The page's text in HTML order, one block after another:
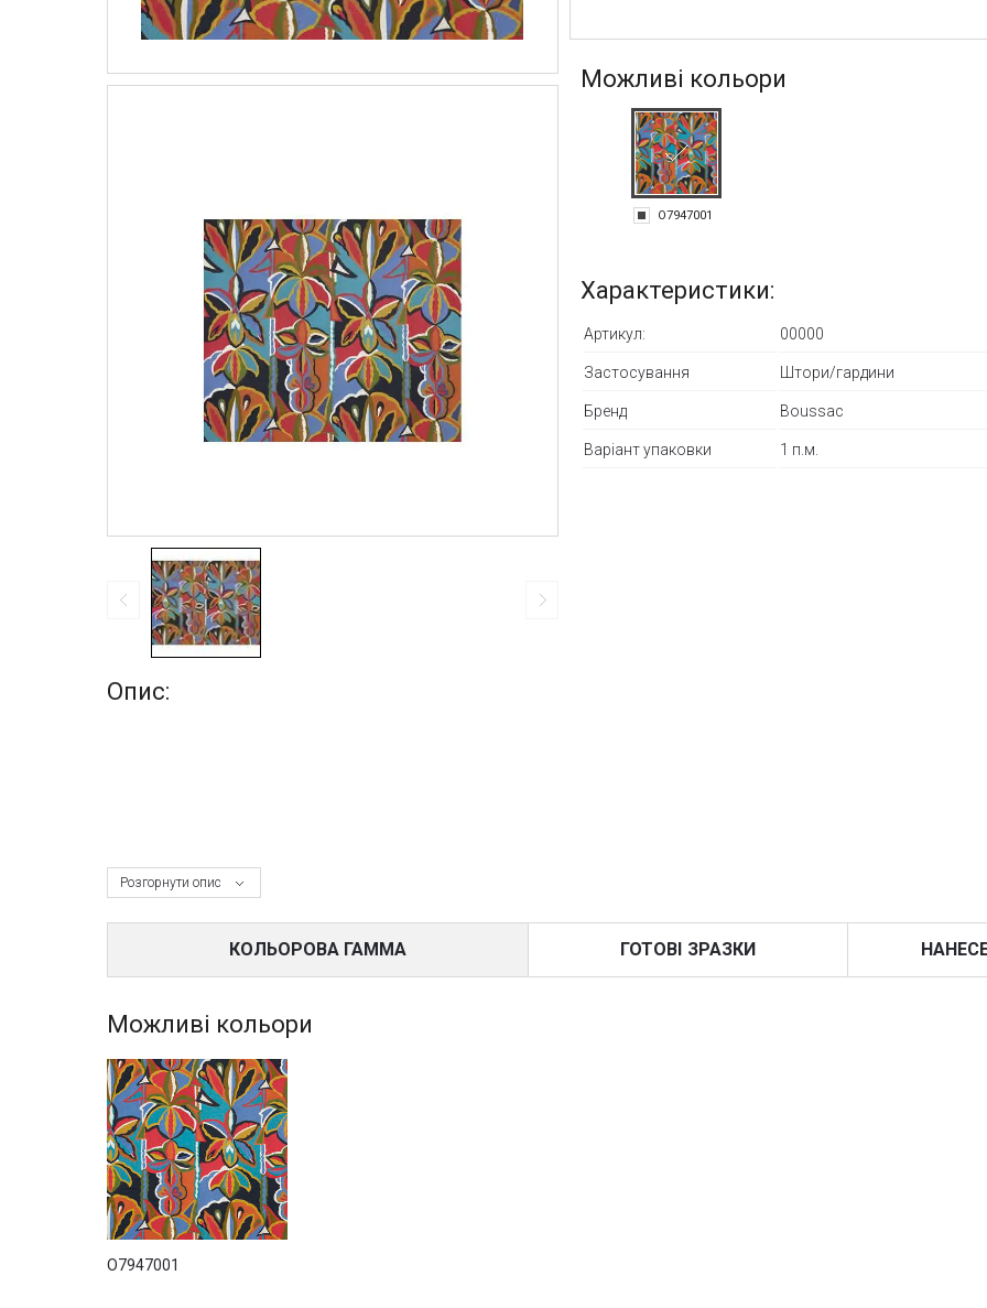
Можливі кольори
O7947001
Характеристики:
Артикул: 00000
Застосування Штори/гардини
Бренд Boussac
Варіант упаковки 1 п.м.
Розгорнути опис
Опис:
КОЛЬОРОВА ГАММА ГОТОВІ ЗРАЗКИ
Можливі кольори
O7947001